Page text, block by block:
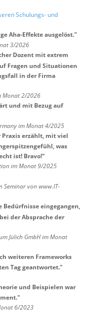
Schulungs- und
Aha-Effekte ausgelöst."
3/2026
Dozent mit extrem
Fragen und Situationen
in der Firma
Monat 2/2026
und mit Bezug auf
im Monat 4/2025
Praxis erzählt, mit viel
was
ist! Bravo!"
im Monat 9/2025
Seminar von www.IT-
Bedürfnisse eingegangen,
der Absprache der
Jülich GmbH im Monat
weiteren Frameworks
Tag geantwortet."
und Beispielen war
"
6/2023